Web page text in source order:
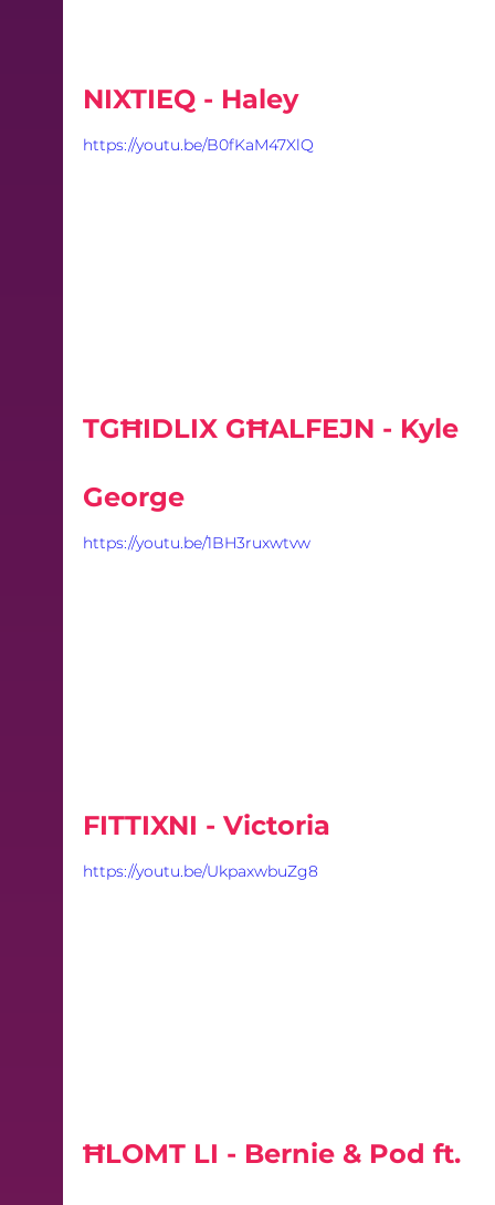
NIXTIEQ - Haley
https://youtu.be/B0fKaM47XlQ
TGĦIDLIX GĦALFEJN - Kyle
George
https://youtu.be/1BH3ruxwtvw
FITTIXNI - Victoria
https://youtu.be/UkpaxwbuZg8
ĦLOMT LI - Bernie & Pod ft.